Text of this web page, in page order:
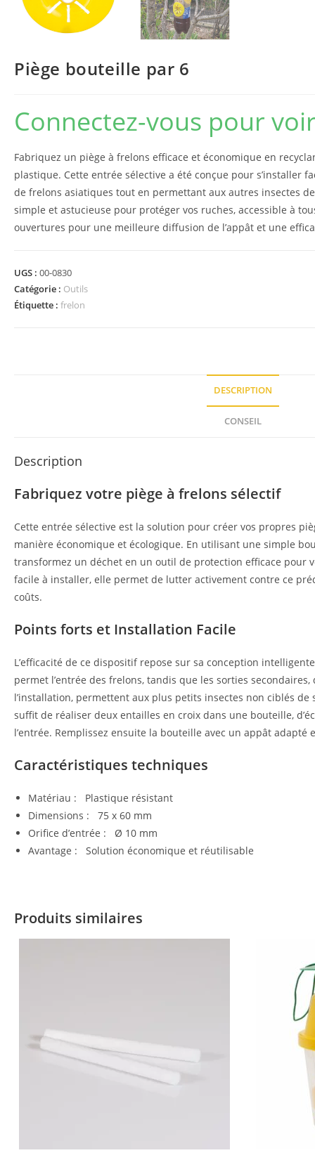
Piège bouteille par 6
Connectez-vous pour
Fabriquez un piège à frelons efficace et économique en
plastique. Cette entrée sélective a été conçue pour s’installer
de frelons asiatiques tout en permettant aux autres insectes de
simple et astucieuse pour protéger vos ruches, accessible à
ouvertures pour une meilleure diffusion de l’appât et une
UGS : 00-0830
Catégorie : Outils
Étiquette : frelon
DESCRIPTION
CONSEIL
Description
Fabriquez votre piège à frelons sélectif
Cette entrée sélective est la solution pour créer vos propres
manière économique et écologique. En utilisant une simple
transformez un déchet en un outil de protection efficace pour
facile à installer, elle permet de lutter activement contre ce
coûts.
Points forts et Installation Facile
L’efficacité de ce dispositif repose sur sa conception
permet l’entrée des frelons, tandis que les sorties secondaires,
l’installation, permettent aux plus petits insectes non ciblés de
suffit de réaliser deux entailles en croix dans une bouteille,
l’entrée. Remplissez ensuite la bouteille avec un appât adapté
Caractéristiques techniques
Matériau : Plastique résistant
Dimensions : 75 x 60 mm
Orifice d’entrée : Ø 10 mm
Avantage : Solution économique et réutilisable
Produits similaires